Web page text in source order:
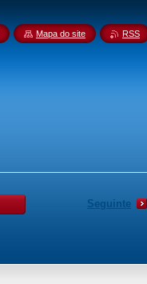
Seguinte
Mapa do site RSS